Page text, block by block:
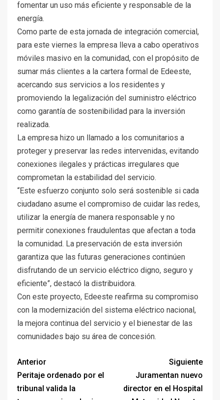
fomentar un uso más eficiente y responsable de la
energía.
Como parte de esta jornada de integración comercial,
para este viernes la empresa lleva a cabo operativos
móviles masivo en la comunidad, con el propósito de
sumar más clientes a la cartera formal de Edeeste,
acercando sus servicios a los residentes y
promoviendo la legalización del suministro eléctrico
como garantía de sostenibilidad para la inversión
realizada.
La empresa hizo un llamado a los comunitarios a
proteger y preservar las redes intervenidas, evitando
conexiones ilegales y prácticas irregulares que
comprometan la estabilidad del servicio.
“Este esfuerzo conjunto solo será sostenible si cada
ciudadano asume el compromiso de cuidar las redes,
utilizar la energía de manera responsable y no
permitir conexiones fraudulentas que afectan a toda
la comunidad. La preservación de esta inversión
garantiza que las futuras generaciones continúen
disfrutando de un servicio eléctrico digno, seguro y
eficiente”, destacó la distribuidora.
Con este proyecto, Edeeste reafirma su compromiso
con la modernización del sistema eléctrico nacional,
la mejora continua del servicio y el bienestar de las
comunidades bajo su área de concesión.
Anterior
Peritaje ordenado por el
tribunal valida la
Siguiente
Juramentan nuevo
director en el Hospital